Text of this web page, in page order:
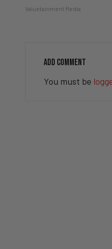
Valuetainment Media
ADD COMMENT
You must be